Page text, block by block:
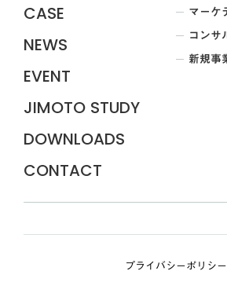
CASE
NEWS
EVENT
JIMOTO STUDY
DOWNLOADS
CONTACT
マーケ
コンサ
新規事
プライバシーポリシー